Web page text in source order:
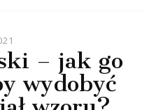
– jak go
wydobyć